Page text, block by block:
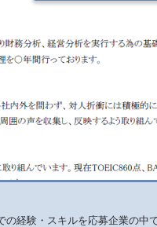
の経験・スキルを応募企業の中